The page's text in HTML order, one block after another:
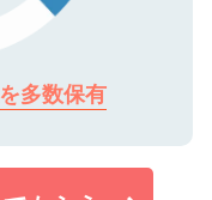
多数保有